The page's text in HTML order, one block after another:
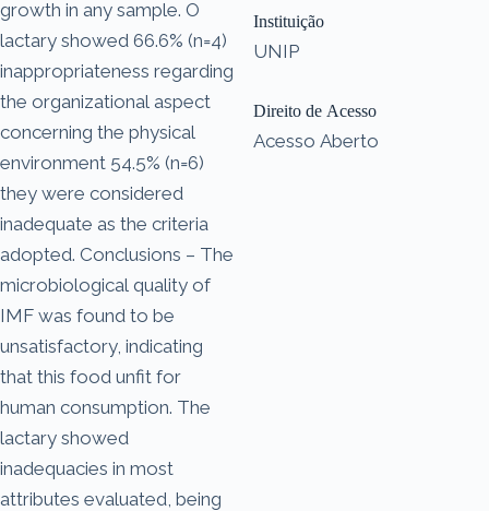
growth in any sample. O
lactary showed 66.6% (n=4)
inappropriateness regarding
the organizational aspect
concerning the physical
environment 54.5% (n=6)
they were considered
inadequate as the criteria
adopted. Conclusions – The
microbiological quality of
IMF was found to be
unsatisfactory, indicating
that this food unfit for
human consumption. The
lactary showed
inadequacies in most
attributes evaluated, being
Instituição
UNIP
Direito de Acesso
Acesso Aberto